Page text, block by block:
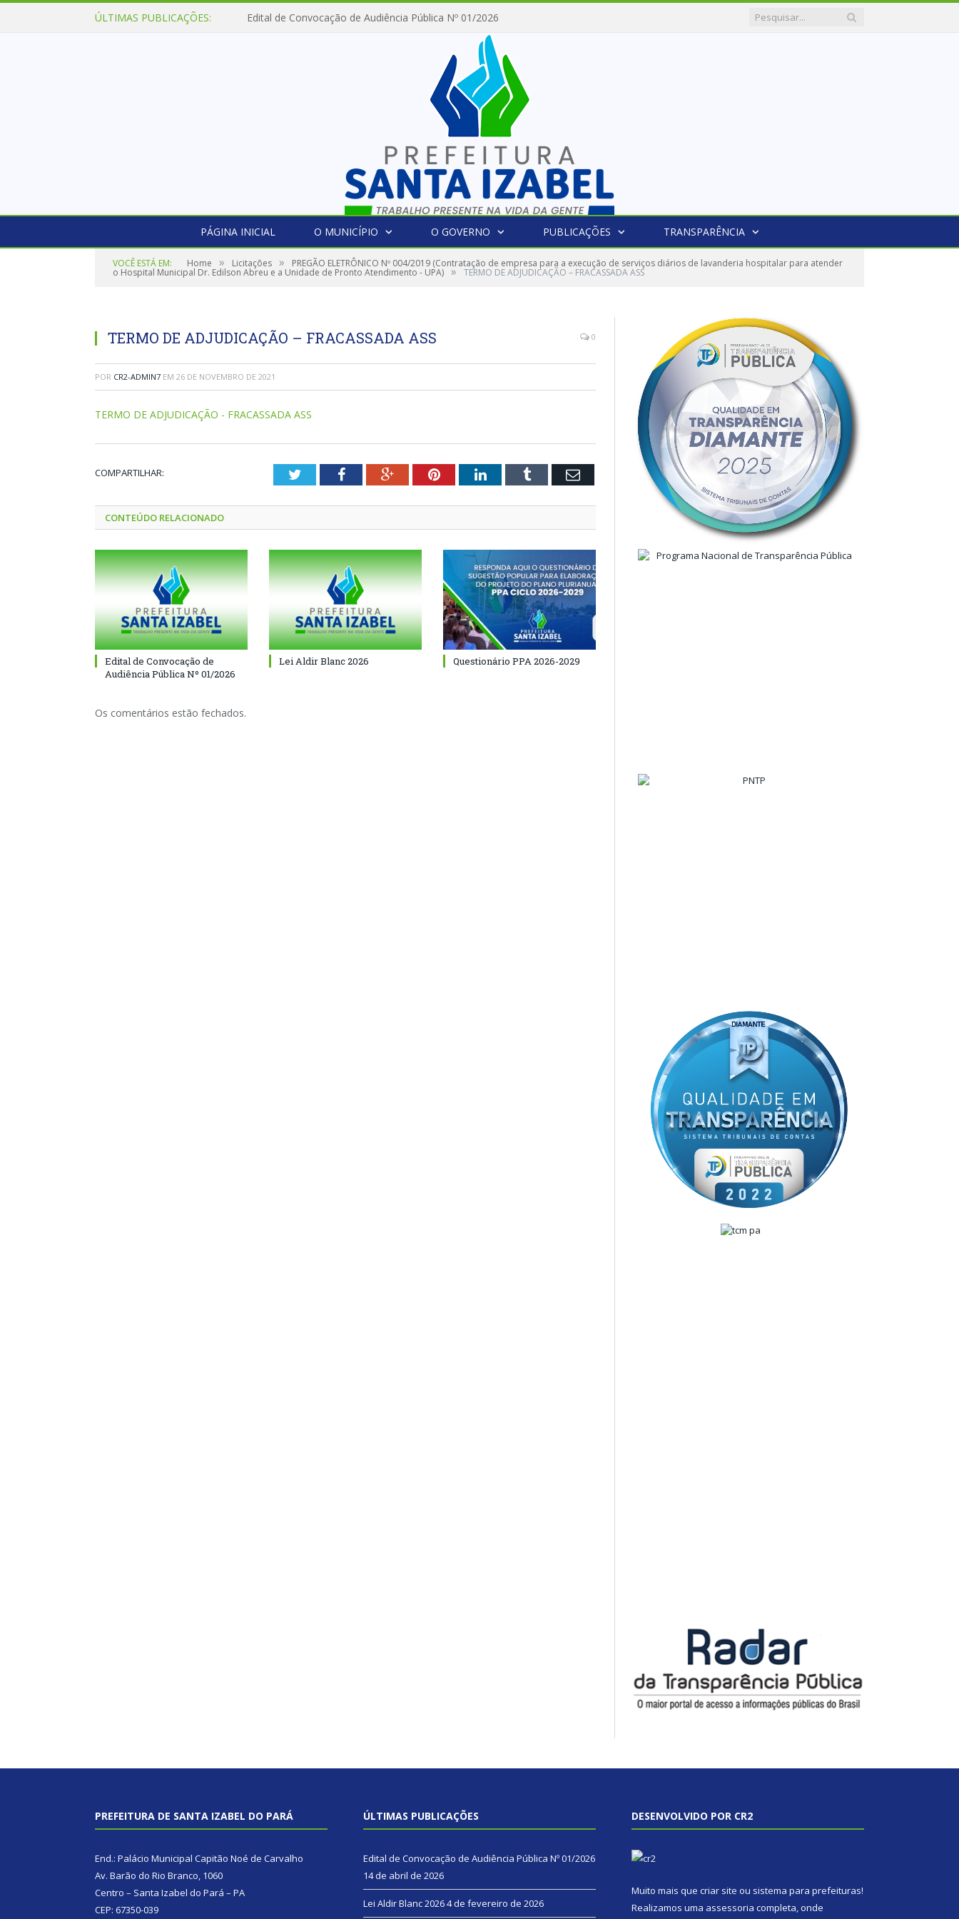
ÚLTIMAS PUBLICAÇÕES: Edital de Convocação de Audiência Pública Nº 01/2026
PÁGINA INICIAL O MUNICÍPIO O GOVERNO PUBLICAÇÕES TRANSPARÊNCIA
VOCÊ ESTÁ EM: Home » Licitações » PREGÃO ELETRÔNICO Nº 004/2019 (Contratação de empresa para a execução de serviços diários de lavanderia hospitalar para atender
o Hospital Municipal Dr. Edilson Abreu e a Unidade de Pronto Atendimento - UPA) » TERMO DE ADJUDICAÇÃO – FRACASSADA ASS
TERMO DE ADJUDICAÇÃO – FRACASSADA ASS 0
POR CR2-ADMIN7 EM 26 DE NOVEMBRO DE 2021
TERMO DE ADJUDICAÇÃO - FRACASSADA ASS
COMPARTILHAR: TwitterFacebookGoogle+PinterestLinkedInTumblr Email
CONTEÚDO RELACIONADO
Edital de Convocação de
Audiência Pública Nº 01/2026
Lei Aldir Blanc 2026 Questionário PPA 2026-2029
Os comentários estão fechados.
PREFEITURA DE SANTA IZABEL DO PARÁ
End.: Palácio Municipal Capitão Noé de Carvalho
Av. Barão do Rio Branco, 1060
Centro – Santa Izabel do Pará – PA
CEP: 67350-039
ÚLTIMAS PUBLICAÇÕES
Edital de Convocação de Audiência Pública Nº 01/2026
14 de abril de 2026
Lei Aldir Blanc 20264 de fevereiro de 2026
DESENVOLVIDO POR CR2
Muito mais que criar site ou sistema para prefeituras!
Realizamos uma assessoria completa, onde